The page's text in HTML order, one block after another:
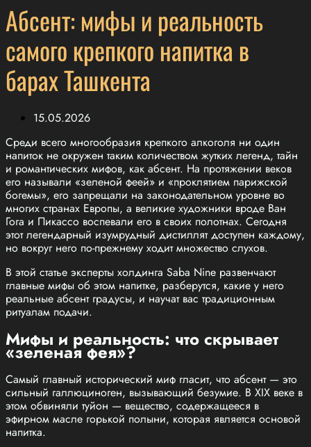
Абсент: мифы и реальность
самого крепкого напитка в
барах Ташкента
15.05.2026
Среди всего многообразия крепкого алкоголя ни один
напиток не окружен таким количеством жутких легенд, тайн
и романтических мифов, как абсент. На протяжении веков
его называли «зеленой феей» и «проклятием парижской
богемы», его запрещали на законодательном уровне во
многих странах Европы, а великие художники вроде Ван
Гога и Пикассо воспевали его в своих полотнах. Сегодня
этот легендарный изумрудный дистиллят доступен каждому,
но вокруг него по-прежнему ходит множество слухов.
В этой статье эксперты холдинга Saba Nine развенчают
главные мифы об этом напитке, разберутся, какие у него
реальные абсент градусы, и научат вас традиционным
ритуалам подачи.
Мифы и реальность: что скрывает
«зеленая фея»?
Самый главный исторический миф гласит, что абсент — это
сильный галлюциноген, вызывающий безумие. В XIX веке в
этом обвиняли туйон — вещество, содержащееся в
эфирном масле горькой полыни, которая является основой
напитка.